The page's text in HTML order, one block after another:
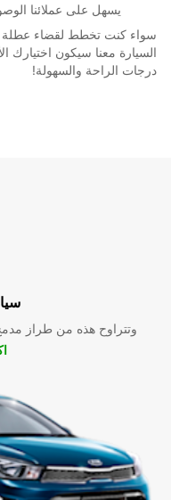
يسهل على عملائنا
سواء كنت تخطط لقضاء عطلة
السيارة معنا سيكون اختيارك
درجات الراحة والسهولة!
وتتراوح هذه من طراز